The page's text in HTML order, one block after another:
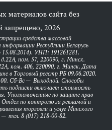
материалов сайта без
запрещено, 2026
средства массовой
Республики Беларусь
15.08.2014). УНП: 191261281.
пом. 57, 220090, г. Минск.
ком. 406, 220090, г. Минск. Дата
в Торговый реестр РБ 09.06.2020.
Сб-Вс — Выходной. Способы
подписки включает стоимость
Уполномоченные по защите прав
по контролю за рекламой и
торговли и услуг Минского
— тел. 8 (017) 218-00-82.